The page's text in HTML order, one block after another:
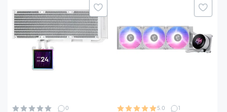
0 5.0 1